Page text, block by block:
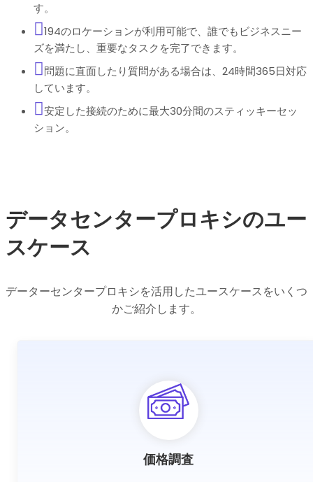
す。
194のロケーションが利用可能で、誰でもビジネスニー
ズを満たし、重要なタスクを完了できます。
問題に直面したり質問がある場合は、24時間365日対応
しています。
安定した接続のために最大30分間のスティッキーセッ
ション。
データセンタープロキシのユー
スケース
データーセンタープロキシを活用したユースケースをいくつ
かご紹介します。
価格調査